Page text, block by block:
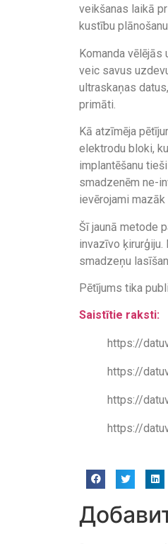
veikšanas laikā
kustību
Komanda
veic savus
ultraskaņas
primāti.
Kā atzīmēja
elektrodu bloki,
implantēšanu
smadzenēm ne-
ievērojami
Šī jaunā metode
invazīvo
smadzeņu
Pētījums tika
Saistītie raksti:
https://
https://
https://
https://